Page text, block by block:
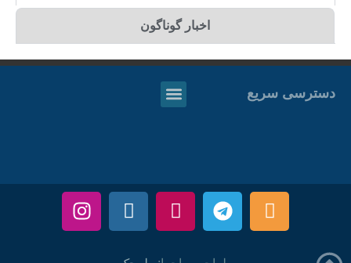
اخبار گوناگون
دسترسی سریع